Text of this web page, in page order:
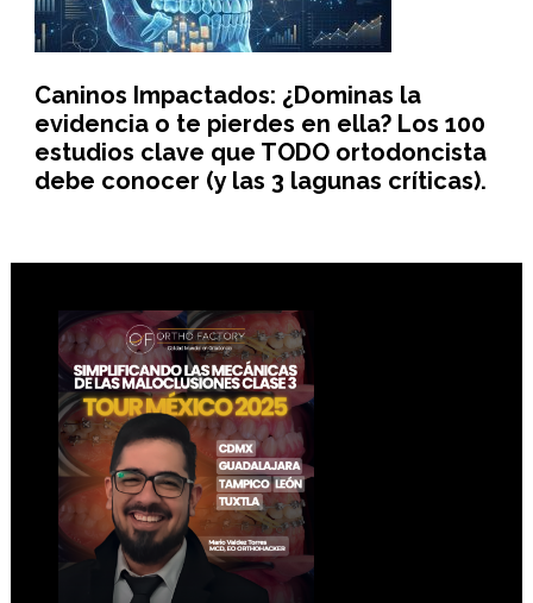
Caninos Impactados: ¿Dominas la
evidencia o te pierdes en ella? Los 100
estudios clave que TODO ortodoncista
debe conocer (y las 3 lagunas críticas).
Footer